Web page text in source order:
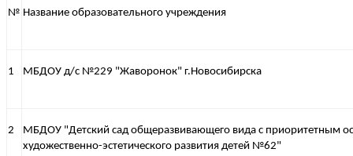
№ Название образовательного учреждения
1 МБДОУ д/с №229 "Жаворонок" г.Новосибирска
2
МБДОУ "Детский сад общеразвивающего вида с приоритетным
художественно-эстетического развития детей №62"